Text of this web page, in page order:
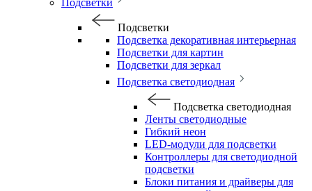
Подсветки
Подсветки
Подсветка декоративная интерьерная
Подсветки для картин
Подсветки для зеркал
Подсветка светодиодная
Подсветка светодиодная
Ленты светодиодные
Гибкий неон
LED-модули для подсветки
Контроллеры для светодиодной
подсветки
Блоки питания и драйверы для